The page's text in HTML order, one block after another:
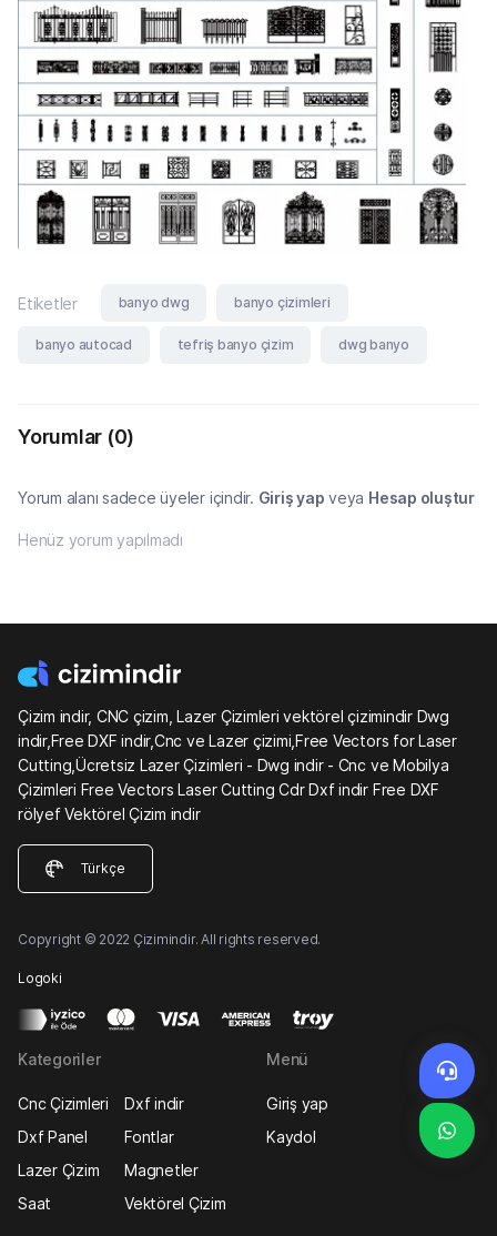
Etiketler banyo dwg banyo çizimleri
banyo autocad tefriş banyo çizim dwg banyo
Yorumlar (0)
Yorum alanı sadece üyeler içindir. Giriş yap veya Hesap oluştur
Henüz yorum yapılmadı
Çizim indir, CNC çizim, Lazer Çizimleri vektörel çizimindir Dwg
indir,Free DXF indir,Cnc ve Lazer çizimi,Free Vectors for Laser
Cutting,Ücretsiz Lazer Çizimleri - Dwg indir - Cnc ve Mobilya
Çizimleri Free Vectors Laser Cutting Cdr Dxf indir Free DXF
rölyef Vektörel Çizim indir
Türkçe
Copyright © 2022 Çizimindir. All rights reserved.
Logoki
Kategoriler
Cnc Çizimleri
Dxf indir
Dxf Panel
Fontlar
Lazer Çizim
Magnetler
Saat
Vektörel Çizim
Menü
Giriş yap
Kaydol